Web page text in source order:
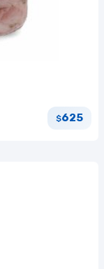
$625